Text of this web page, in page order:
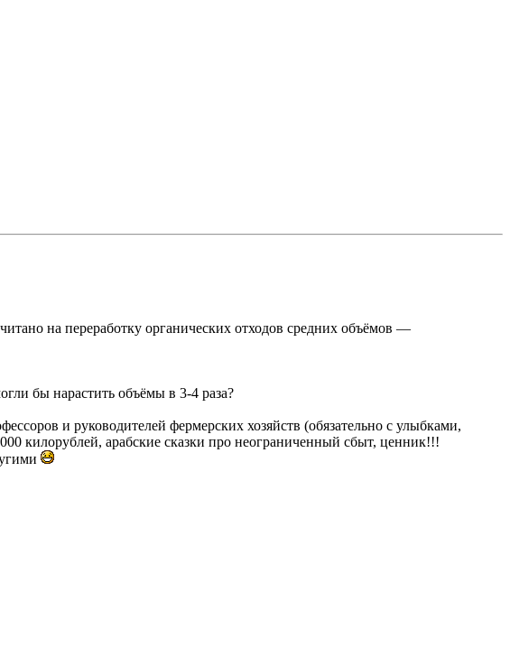
на переработку органических отходов средних объёмов ―
бы нарастить объёмы в 3-4 раза?
и руководителей фермерских хозяйств (обязательно с улыбками,
килорублей, арабские сказки про неограниченный сбыт, ценник!!!